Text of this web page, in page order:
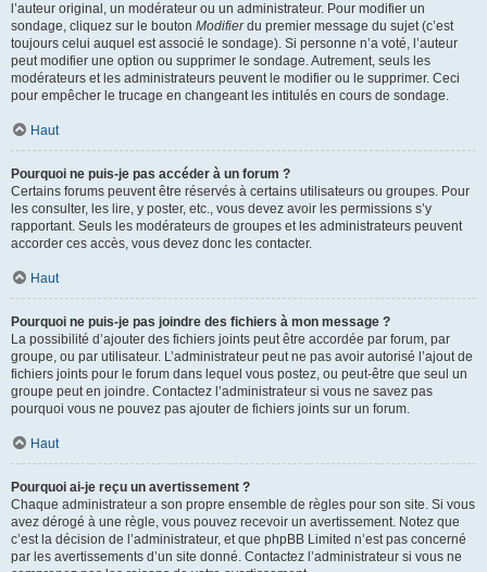
l’auteur original, un modérateur ou un administrateur. Pour modifier un
sondage, cliquez sur le bouton Modifierdu premier message du sujet (c’est
toujours celui auquel est associé le sondage). Si personne n’a voté, l’auteur
peut modifier une option ou supprimer le sondage. Autrement, seuls les
modérateurs et les administrateurs peuvent le modifier ou le supprimer. Ceci
pour empêcher le trucage en changeant les intitulés en cours de sondage.
Haut
Pourquoi ne puis-je pas accéder à un forum ?
Certains forums peuvent être réservés à certains utilisateurs ou groupes. Pour
les consulter, les lire, y poster, etc., vous devez avoir les permissions s’y
rapportant. Seuls les modérateurs de groupes et les administrateurs peuvent
accorder ces accès, vous devez donc les contacter.
Haut
Pourquoi ne puis-je pas joindre des fichiers à mon message ?
La possibilité d’ajouter des fichiers joints peut être accordée par forum, par
groupe, ou par utilisateur. L’administrateur peut ne pas avoir autorisé l’ajout de
fichiers joints pour le forum dans lequel vous postez, ou peut-être que seul un
groupe peut en joindre. Contactez l’administrateur si vous ne savez pas
pourquoi vous ne pouvez pas ajouter de fichiers joints sur un forum.
Haut
Pourquoi ai-je reçu un avertissement ?
Chaque administrateur a son propre ensemble de règles pour son site. Si vous
avez dérogé à une règle, vous pouvez recevoir un avertissement. Notez que
c’est la décision de l’administrateur, et que phpBB Limited n’est pas concerné
par les avertissements d’un site donné. Contactez l’administrateur si vous ne